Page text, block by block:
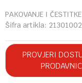
PAKOVANJE I ČESTITKE
Šifra artikla:
PROVJERI